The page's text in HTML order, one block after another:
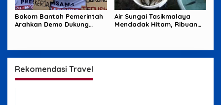
Bakom Bantah Pemerintah
Arahkan Demo Dukung
Air Sungai Tasikmalaya
Mendadak Hitam, Ribuan
Rekomendasi Travel